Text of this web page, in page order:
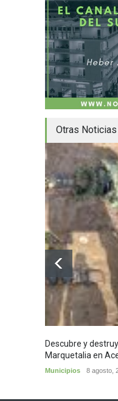
Otras Noticias
Descubre y
Marquetalia en
Municipios 8 agosto,